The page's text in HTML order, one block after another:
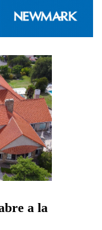
a la